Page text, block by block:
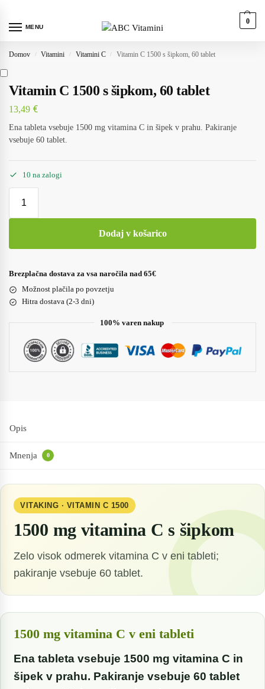
MENU
0
Domov / Vitamini / Vitamini C / Vitamin C 1500 s šipkom, 60 tablet
Vitamin C 1500 s šipkom, 60 tablet
13,49 €
Ena tableta vsebuje 1500 mg vitamina C in šipek v prahu. Pakiranje
vsebuje 60 tablet.
10 na zalogi
Dodaj v košarico
Brezplačna dostava za vsa naročila nad 65€
Možnost plačila po povzetju
Hitra dostava (2-3 dni)
100% varen nakup
Opis
Mnenja 0
VITAKING · VITAMIN C 1500
1500 mg vitamina C s šipkom
Zelo visok odmerek vitamina C v eni tableti;
pakiranje vsebuje 60 tablet.
1500 mg vitamina C v eni tableti
Ena tableta vsebuje 1500 mg vitamina C in
šipek v prahu. Pakiranje vsebuje 60 tablet